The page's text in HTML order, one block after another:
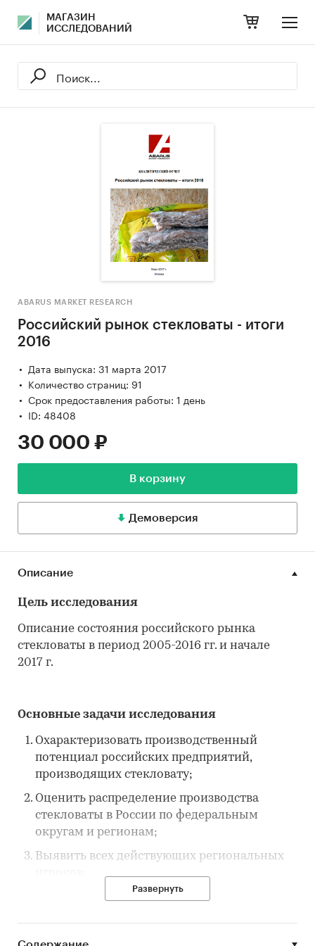
МАГАЗИН
ИССЛЕДОВАНИЙ
ABARUS MARKET RESEARCH
Российский рынок стекловаты - итоги
2016
Дата выпуска: 31 марта 2017
Количество страниц: 91
Срок предоставления работы: 1 день
ID: 48408
30 000 ₽
В корзину
Демоверсия
Описание
Цель исследования
Описание состояния российского рынка
стекловаты в период 2005-2016 гг. и начале
2017 г.
Основные задачи исследования
Охарактеризовать производственный
потенциал российских предприятий,
производящих стекловату;
Оценить распределение производства
стекловаты в России по федеральным
округам и регионам;
Выявить всех действующих региональных
Выявить объемы производства стекловаты;
Оценить степень насыщенности рынка
Развернуть